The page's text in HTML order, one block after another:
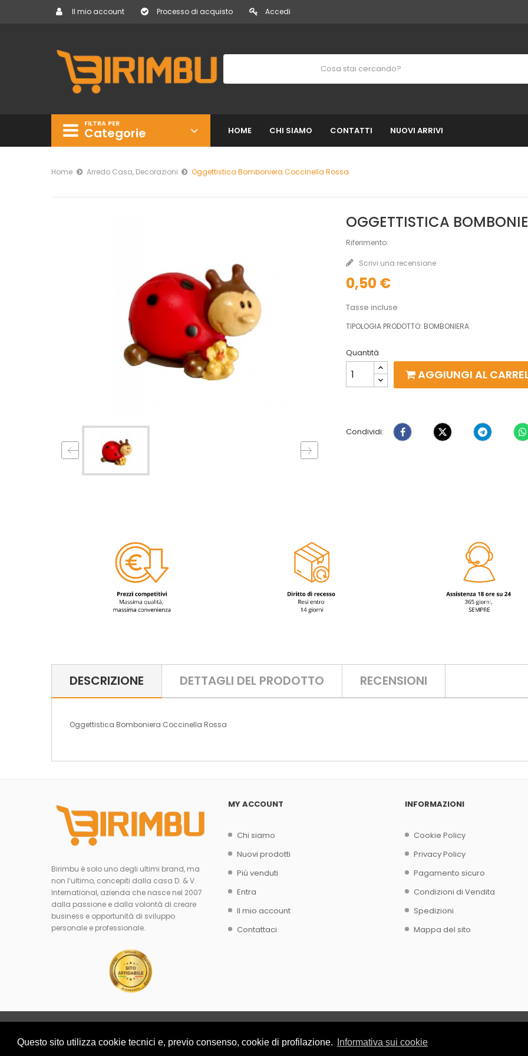
Questo sito utilizza cookie tecnici e, previo consenso, cookie di profilazione. Informativa sui cookie
Il mio account Processo di acquisto Accedi
FILTRA PER
Categorie HOME CHI SIAMO CONTATTI NUOVI ARRIVI
Home Arredo Casa, Decorazioni Oggettistica Bomboniera Coccinella Rossa
OGGETTISTICA
Riferimento:
Scrivi una recensione
0,50 €
Tasse incluse
TIPOLOGIA PRODOTTO: BOMBONIERA
Quantità
AGGIUNGI AL
Condividi:
DESCRIZIONE DETTAGLI DEL PRODOTTO RECENSIONI
Oggettistica Bomboniera Coccinella Rossa
Birimbu è solo uno degli ultimi brand, ma
non l’ultimo, concepiti dalla casa D. & V.
International, azienda che nasce nel 2007
dalla passione e dalla volontà di creare
business e opportunità di sviluppo
personale e professionale.
MY ACCOUNT
Chi siamo
Nuovi prodotti
Più venduti
Entra
Il mio account
Contattaci
INFORMAZIONI
Cookie Policy
Privacy Policy
Pagamento sicuro
Condizioni di Vendita
Spedizioni
Mappa del sito